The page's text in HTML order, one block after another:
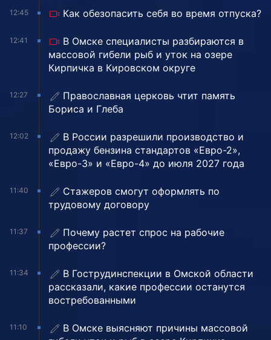
12:45 Как обезопасить себя во время отпуска?
12:41
В Омске специалисты разбираются в
массовой гибели рыб и уток на озере
Кирпичка в Кировском округе
12:27
Православная церковь чтит память
Бориса и Глеба
12:02
В России разрешили производство и
продажу бензина стандартов «Евро-2»,
«Евро-3» и «Евро-4» до июля 2027 года
11:40
Стажеров смогут оформлять по
трудовому договору
11:37
Почему растет спрос на рабочие
профессии?
11:34
В Гострудинспекции в Омской области
рассказали, какие профессии останутся
востребованными
11:10
В Омске выясняют причины массовой